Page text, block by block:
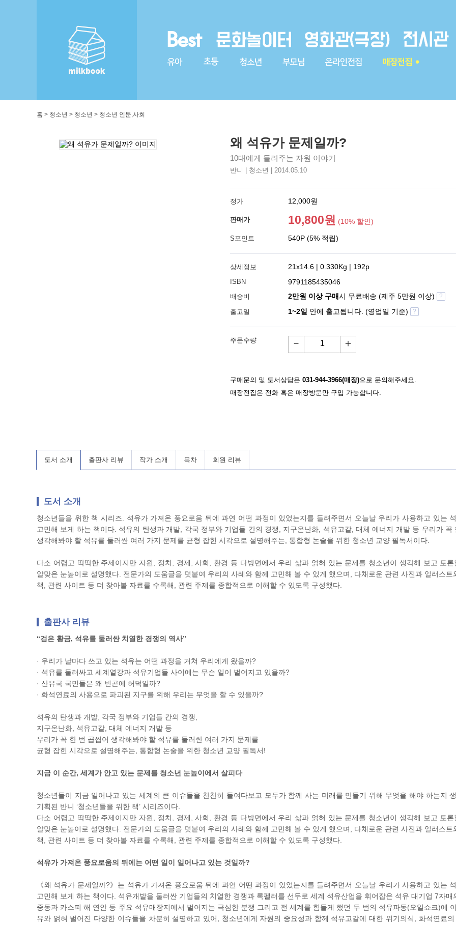
홈 > 청소년 > 청소년 > 청소년 인문,사회
왜 석유가 문제일까?
10대에게 들려주는 자원 이야기
반니 | 청소년 | 2014.05.10
정가 12,000원
판매가 10,800원 (10% 할인)
S포인트 540P (5% 적립)
상세정보 21x14.6 | 0.330Kg | 192p
ISBN 9791185435046
배송비 2만원 이상 구매시 무료배송 (제주 5만원 이상) ?
출고일 1~2일 안에 출고됩니다. (영업일 기준) ?
주문수량 － ＋
구매문의 및 도서상담은 031-944-3966(매장)으로 문의해주세요.
매장전집은 전화 혹은 매장방문만 구입 가능합니다.
도서 소개 출판사 리뷰 작가 소개 목차 회원 리뷰
도서 소개
청소년들을 위한 책 시리즈. 석유가 가져온 풍요로움 뒤에 과연 어떤 과정이 있었는지를 들려주면서 오늘날 우리가 사용하고 있는
고민해 보게 하는 책이다. 석유의 탄생과 개발, 각국 정부와 기업들 간의 경쟁, 지구온난화, 석유고갈, 대체 에너지 개발 등 우리가 꼭
생각해봐야 할 석유를 둘러싼 여러 가지 문제를 균형 잡힌 시각으로 설명해주는, 통합형 논술을 위한 청소년 교양 필독서이다.
다소 어렵고 딱딱한 주제이지만 자원, 정치, 경제, 사회, 환경 등 다방면에서 우리 삶과 얽혀 있는 문제를 청소년이 생각해 보고 토
알맞은 눈높이로 설명했다. 전문가의 도움글을 덧붙여 우리의 사례와 함께 고민해 볼 수 있게 했으며, 다채로운 관련 사진과 일러스트
책, 관련 사이트 등 더 찾아볼 자료를 수록해, 관련 주제를 종합적으로 이해할 수 있도록 구성했다.
출판사 리뷰
“검은 황금, 석유를 둘러싼 치열한 경쟁의 역사”
· 우리가 날마다 쓰고 있는 석유는 어떤 과정을 거쳐 우리에게 왔을까?
· 석유를 둘러싸고 세계열강과 석유기업들 사이에는 무슨 일이 벌어지고 있을까?
· 산유국 국민들은 왜 빈곤에 허덕일까?
· 화석연료의 사용으로 파괴된 지구를 위해 우리는 무엇을 할 수 있을까?
석유의 탄생과 개발, 각국 정부와 기업들 간의 경쟁,
지구온난화, 석유고갈, 대체 에너지 개발 등
우리가 꼭 한 번 곱씹어 생각해봐야 할 석유를 둘러싼 여러 가지 문제를
균형 잡힌 시각으로 설명해주는, 통합형 논술을 위한 청소년 교양 필독서!
지금 이 순간, 세계가 안고 있는 문제를 청소년 눈높이에서 살피다
청소년들이 지금 일어나고 있는 세계의 큰 이슈들을 찬찬히 들여다보고 모두가 함께 사는 미래를 만들기 위해 무엇을 해야 하는지
기획된 반니 ‘청소년들을 위한 책’ 시리즈이다.
다소 어렵고 딱딱한 주제이지만 자원, 정치, 경제, 사회, 환경 등 다방면에서 우리 삶과 얽혀 있는 문제를 청소년이 생각해 보고 토
알맞은 눈높이로 설명했다. 전문가의 도움글을 덧붙여 우리의 사례와 함께 고민해 볼 수 있게 했으며, 다채로운 관련 사진과 일러스트
책, 관련 사이트 등 더 찾아볼 자료를 수록해, 관련 주제를 종합적으로 이해할 수 있도록 구성했다.
석유가 가져온 풍요로움의 뒤에는 어떤 일이 일어나고 있는 것일까?
《왜 석유가 문제일까?》는 석유가 가져온 풍요로움 뒤에 과연 어떤 과정이 있었는지를 들려주면서 오늘날 우리가 사용하고 있는
고민해 보게 하는 책이다. 석유개발을 둘러싼 기업들의 치열한 경쟁과 록펠러를 선두로 세계 석유산업을 휘어잡은 석유 대기업 7자매
중동과 카스피 해 연안 등 주요 석유매장지에서 벌어지는 극심한 분쟁 그리고 전 세계를 힘들게 했던 두 번의 석유파동(오일쇼크)에
유와 얽혀 벌어진 다양한 이슈들을 차분히 설명하고 있어, 청소년에게 자원의 중요성과 함께 석유고갈에 대한 위기의식, 화석연료